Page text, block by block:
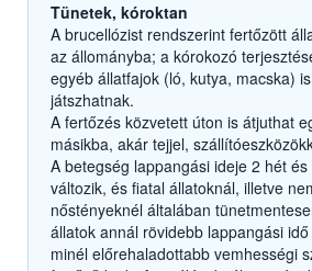
Tünetek, kóroktan
A brucellózist rendszerint fertőzött
az állományba; a kórokozó
egyéb állatfajok (ló, kutya, macska)
játszhatnak.
A fertőzés közvetett úton is átjuthat
másikba, akár tejjel,
A betegség lappangási ideje 2 hét
változik, és fiatal állatoknál, illetve
nőstényeknél általában
állatok annál rövidebb lappangási
minél előrehaladottabb vemhességi